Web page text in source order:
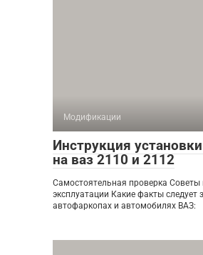
Модификации
Инструкция
на ваз 2110 и 2112
Самостоятельная проверка Советы
эксплуатации Какие факты следует
автофаркопах и автомобилях ВАЗ: